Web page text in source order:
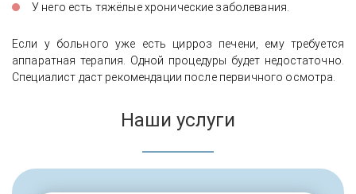
У него есть тяжёлые хронические заболевания.
Если у больного уже есть цирроз печени, ему требуется
аппаратная терапия. Одной процедуры будет недостаточно.
Специалист даст рекомендации после первичного осмотра.
Наши услуги